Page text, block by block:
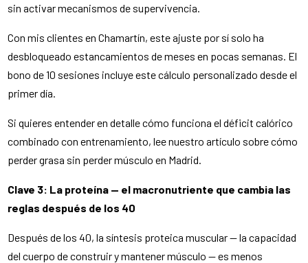
sin activar mecanismos de supervivencia.
Con mis clientes en Chamartín, este ajuste por sí solo ha
desbloqueado estancamientos de meses en pocas semanas. El
bono de 10 sesiones incluye este cálculo personalizado desde el
primer día.
Si quieres entender en detalle cómo funciona el déficit calórico
combinado con entrenamiento, lee nuestro artículo sobre cómo
perder grasa sin perder músculo en Madrid.
Clave 3: La proteína — el macronutriente que cambia las
reglas después de los 40
Después de los 40, la síntesis proteica muscular — la capacidad
del cuerpo de construir y mantener músculo — es menos